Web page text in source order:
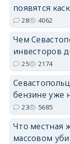
появятся
28 4062
Чем
инвесторов
25 2174
бензине уже
23 5685
Что местная
массовом